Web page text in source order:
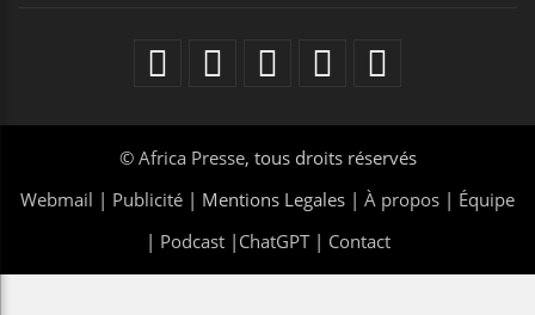
© Africa Presse, tous droits réservés
Webmail | Publicité | Mentions Legales | À propos | Équipe
| Podcast| ChatGPT| Contact